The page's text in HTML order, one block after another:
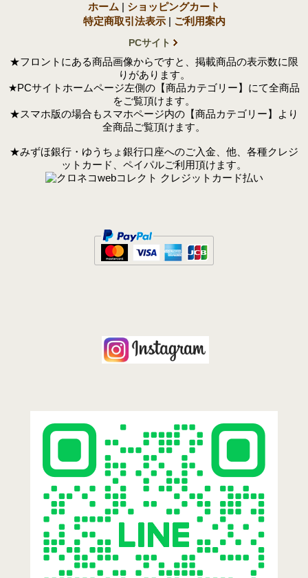
ホーム | ショッピングカート
特定商取引法表示 | ご利用案内
PCサイト
★フロントにある商品画像からですと、掲載商品の表示数に限
りがあります。
★PCサイトホームページ左側の【商品カテゴリー】にて全商品
をご覧頂けます。
★スマホ版の場合もスマホページ内の【商品カテゴリー】より
全商品ご覧頂けます。
★みずほ銀行・ゆうちょ銀行口座へのご入金、他、各種クレジ
ットカード、ペイパルご利用頂けます。